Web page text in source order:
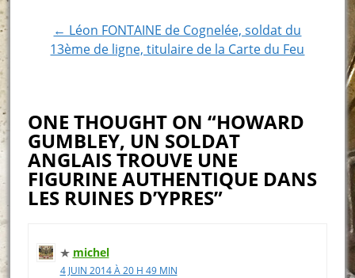
← Léon FONTAINE de Cognelée, soldat du
13ème de ligne, titulaire de la Carte du Feu
ONE THOUGHT ON “HOWARD
GUMBLEY, UN SOLDAT
ANGLAIS TROUVE UNE
FIGURINE AUTHENTIQUE DANS
LES RUINES D’YPRES”
michel
4 JUIN 2014 À 20 H 49 MIN